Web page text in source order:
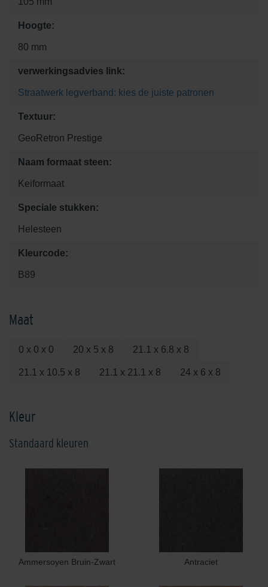
Hoogte:
80 mm
verwerkingsadvies link:
Straatwerk legverband: kies de juiste patronen
Textuur:
GeoRetron Prestige
Naam formaat steen:
Keiformaat
Speciale stukken:
Helesteen
Kleurcode:
B89
Maat
0 x 0 x 0 20 x 5 x 8 21.1 x 6.8 x 8
21.1 x 10.5 x 8 21.1 x 21.1 x 8 24 x 6 x 8
Kleur
Standaard kleuren
Ammersoyen Bruin-Zwart Antraciet